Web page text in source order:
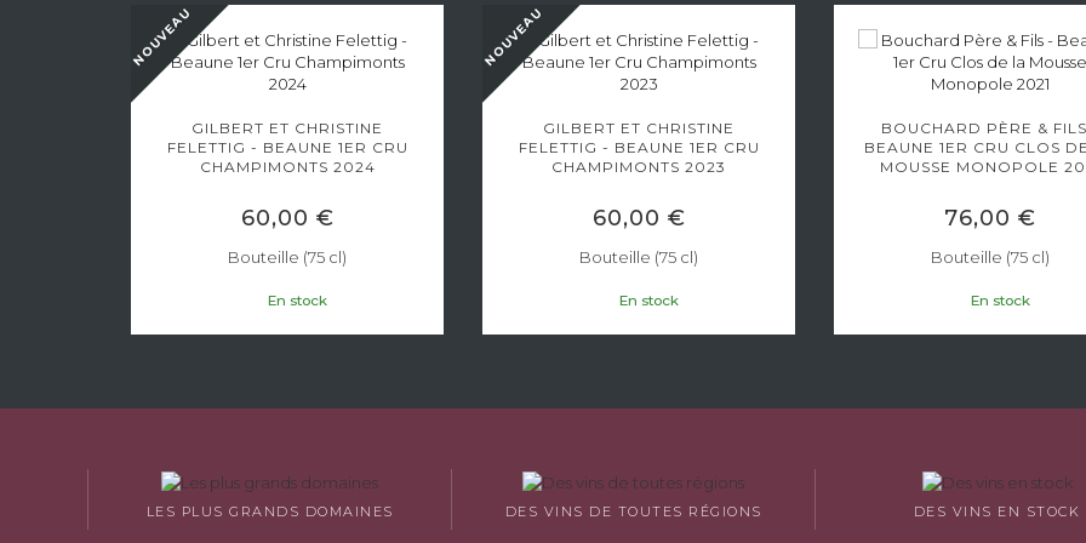
NOUVEAU
GILBERT ET CHRISTINE
FELETTIG - BEAUNE 1ER CRU
CHAMPIMONTS 2024
60,00 €
Bouteille (75 cl)
En stock
NOUVEAU
GILBERT ET CHRISTINE
FELETTIG - BEAUNE 1ER CRU
CHAMPIMONTS 2023
60,00 €
Bouteille (75 cl)
En stock
BOUCHARD PÈRE &
BEAUNE 1ER CRU CLOS
MOUSSE MONOPOLE
76,00 €
Bouteille (75 cl)
En stock
LES PLUS GRANDS DOMAINES DES VINS DE TOUTES RÉGIONS DES VINS EN STOCK